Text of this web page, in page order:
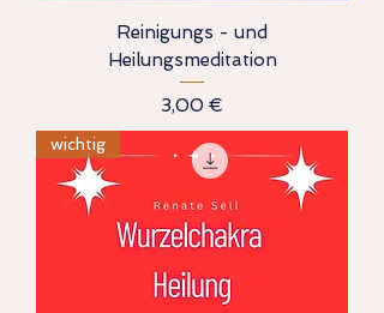
Reinigungs - und
Heilungsmeditation
Preis
3,00 €
wichtig